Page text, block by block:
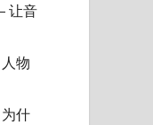
让音
物
什